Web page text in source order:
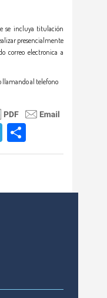
se incluya titulación
presencialmente
correo electronica a
llamando al telefono
Telegram